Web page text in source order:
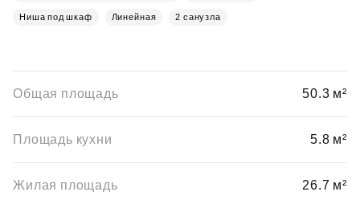
Ниша под шкаф Линейная 2 санузла
Общая площадь 50.3 м²
Площадь кухни 5.8 м²
Жилая площадь 26.7 м²